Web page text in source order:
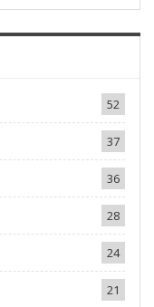
52
37
36
28
24
21